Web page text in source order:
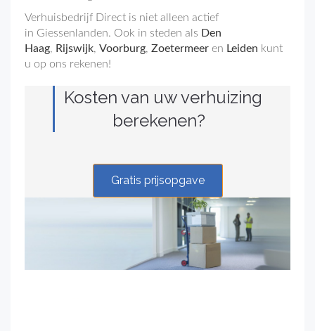
Verhuisbedrijf Direct is niet alleen actief
in Giessenlanden. Ook in steden als Den
Haag, Rijswijk, Voorburg, Zoetermeer en Leiden kunt
u op ons rekenen!
Kosten van uw verhuizing
berekenen?
Gratis prijsopgave